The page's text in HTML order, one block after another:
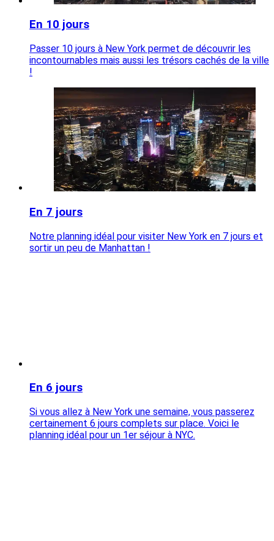
En 10 jours
Passer 10 jours à New York permet de découvrir les
incontournables mais aussi les trésors cachés de la ville
!
En 7 jours
Notre planning idéal pour visiter New York en 7 jours et
sortir un peu de Manhattan !
En 6 jours
Si vous allez à New York une semaine, vous passerez
certainement 6 jours complets sur place. Voici le
planning idéal pour un 1er séjour à NYC.